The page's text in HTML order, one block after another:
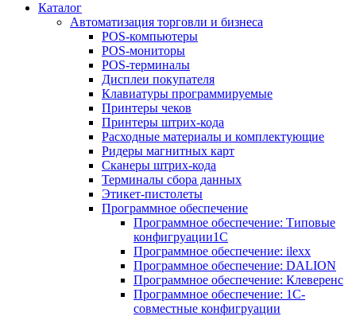
Каталог
Автоматизация торговли и бизнеса
POS-компьютеры
POS-мониторы
POS-терминалы
Дисплеи покупателя
Клавиатуры программируемые
Принтеры чеков
Принтеры штрих-кода
Расходные материалы и комплектующие
Ридеры магнитных карт
Сканеры штрих-кода
Терминалы сбора данных
Этикет-пистолеты
Программное обеспечение
Программное обеспечение: Типовые
конфигруации1С
Программное обеспечение: ilexx
Программное обеспечение: DALION
Программное обеспечение: Клеверенс
Программное обеспечение: 1С-
совместные конфигруации